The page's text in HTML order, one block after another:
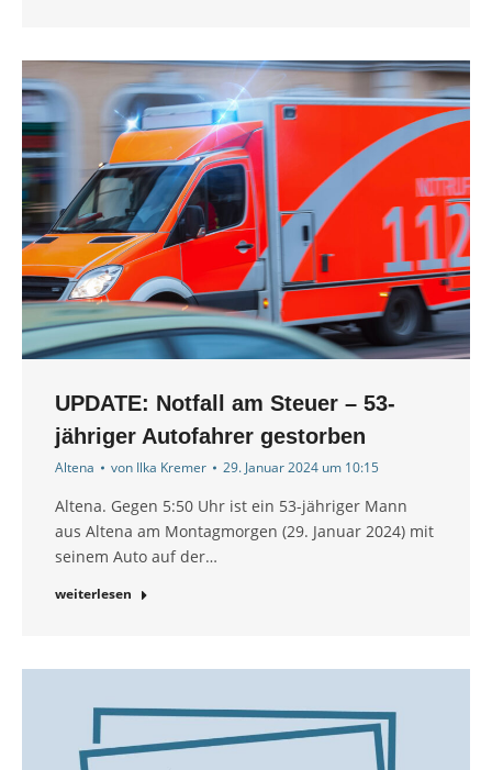
UPDATE: Notfall am Steuer – 53-
jähriger Autofahrer gestorben
Altena von Ilka Kremer 29. Januar 2024 um 10:15
Altena. Gegen 5:50 Uhr ist ein 53-jähriger Mann
aus Altena am Montagmorgen (29. Januar 2024) mit
seinem Auto auf der…
weiterlesen